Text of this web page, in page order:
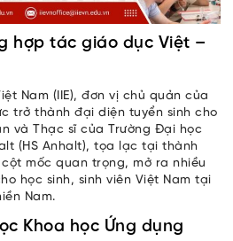
hợp tác giáo dục Việt –
Nam (IIE), đơn vị chủ quản của
trở thành đại diện tuyển sinh cho
và Thạc sĩ của Trường Đại học
(HS Anhalt), tọa lạc tại thành
mốc quan trọng, mở ra nhiều
học sinh, sinh viên Việt Nam tại
Nam.
Khoa học Ứng dụng